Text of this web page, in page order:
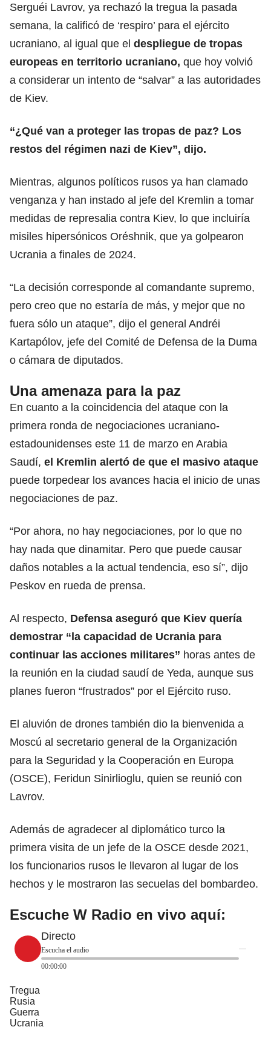
Serguéi Lavrov, ya rechazó la tregua la pasada
semana, la calificó de ‘respiro’ para el ejército
ucraniano, al igual que el despliegue de tropas
europeas en territorio ucraniano, que hoy volvió
a considerar un intento de “salvar” a las autoridades
de Kiev.
“¿Qué van a proteger las tropas de paz? Los
restos del régimen nazi de Kiev”, dijo.
Mientras, algunos políticos rusos ya han clamado
venganza y han instado al jefe del Kremlin a tomar
medidas de represalia contra Kiev, lo que incluiría
misiles hipersónicos Oréshnik, que ya golpearon
Ucrania a finales de 2024.
“La decisión corresponde al comandante supremo,
pero creo que no estaría de más, y mejor que no
fuera sólo un ataque”, dijo el general Andréi
Kartapólov, jefe del Comité de Defensa de la Duma
o cámara de diputados.
Una amenaza para la paz
En cuanto a la coincidencia del ataque con la
primera ronda de negociaciones ucraniano-
estadounidenses este 11 de marzo en Arabia
Saudí, el Kremlin alertó de que el masivo ataque
puede torpedear los avances hacia el inicio de unas
negociaciones de paz.
“Por ahora, no hay negociaciones, por lo que no
hay nada que dinamitar. Pero que puede causar
daños notables a la actual tendencia, eso sí”, dijo
Peskov en rueda de prensa.
Al respecto, Defensa aseguró que Kiev quería
demostrar “la capacidad de Ucrania para
continuar las acciones militares” horas antes de
la reunión en la ciudad saudí de Yeda, aunque sus
planes fueron “frustrados” por el Ejército ruso.
El aluvión de drones también dio la bienvenida a
Moscú al secretario general de la Organización
para la Seguridad y la Cooperación en Europa
(OSCE), Feridun Sinirlioglu, quien se reunió con
Lavrov.
Además de agradecer al diplomático turco la
primera visita de un jefe de la OSCE desde 2021,
los funcionarios rusos le llevaron al lugar de los
hechos y le mostraron las secuelas del bombardeo.
Escuche W Radio en vivo aquí:
Directo
Escucha el audio
00:00:00
Tregua
Rusia
Guerra
Ucrania